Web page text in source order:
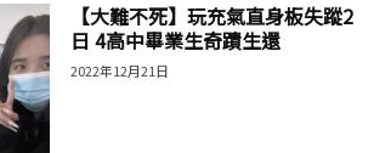
【大難不死】玩充氣直身板失蹤2
日 4高中畢業生奇蹟生還
2022年12月21日